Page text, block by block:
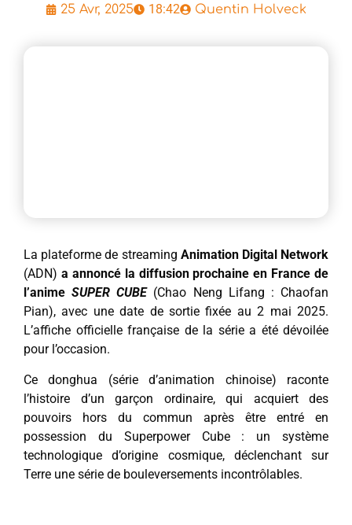
25 Avr, 2025 18:42 Quentin Holveck
La plateforme de streaming Animation Digital Network
(ADN) a annoncé la diffusion prochaine en France de
l’animeSUPER CUBE(Chao Neng Lifang : Chaofan
Pian), avec une date de sortie fixée au 2 mai 2025.
L’affiche officielle française de la série a été dévoilée
pour l’occasion.
Ce donghua (série d’animation chinoise) raconte
l’histoire d’un garçon ordinaire, qui acquiert des
pouvoirs hors du commun après être entré en
possession du Superpower Cube : un système
technologique d’origine cosmique, déclenchant sur
Terre une série de bouleversements incontrôlables.